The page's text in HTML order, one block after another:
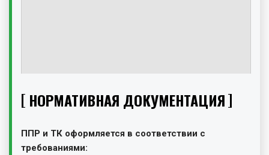
НОРМАТИВНАЯ ДОКУМЕНТАЦИЯ
ППР и ТК оформляется в соответствии с
требованиями: